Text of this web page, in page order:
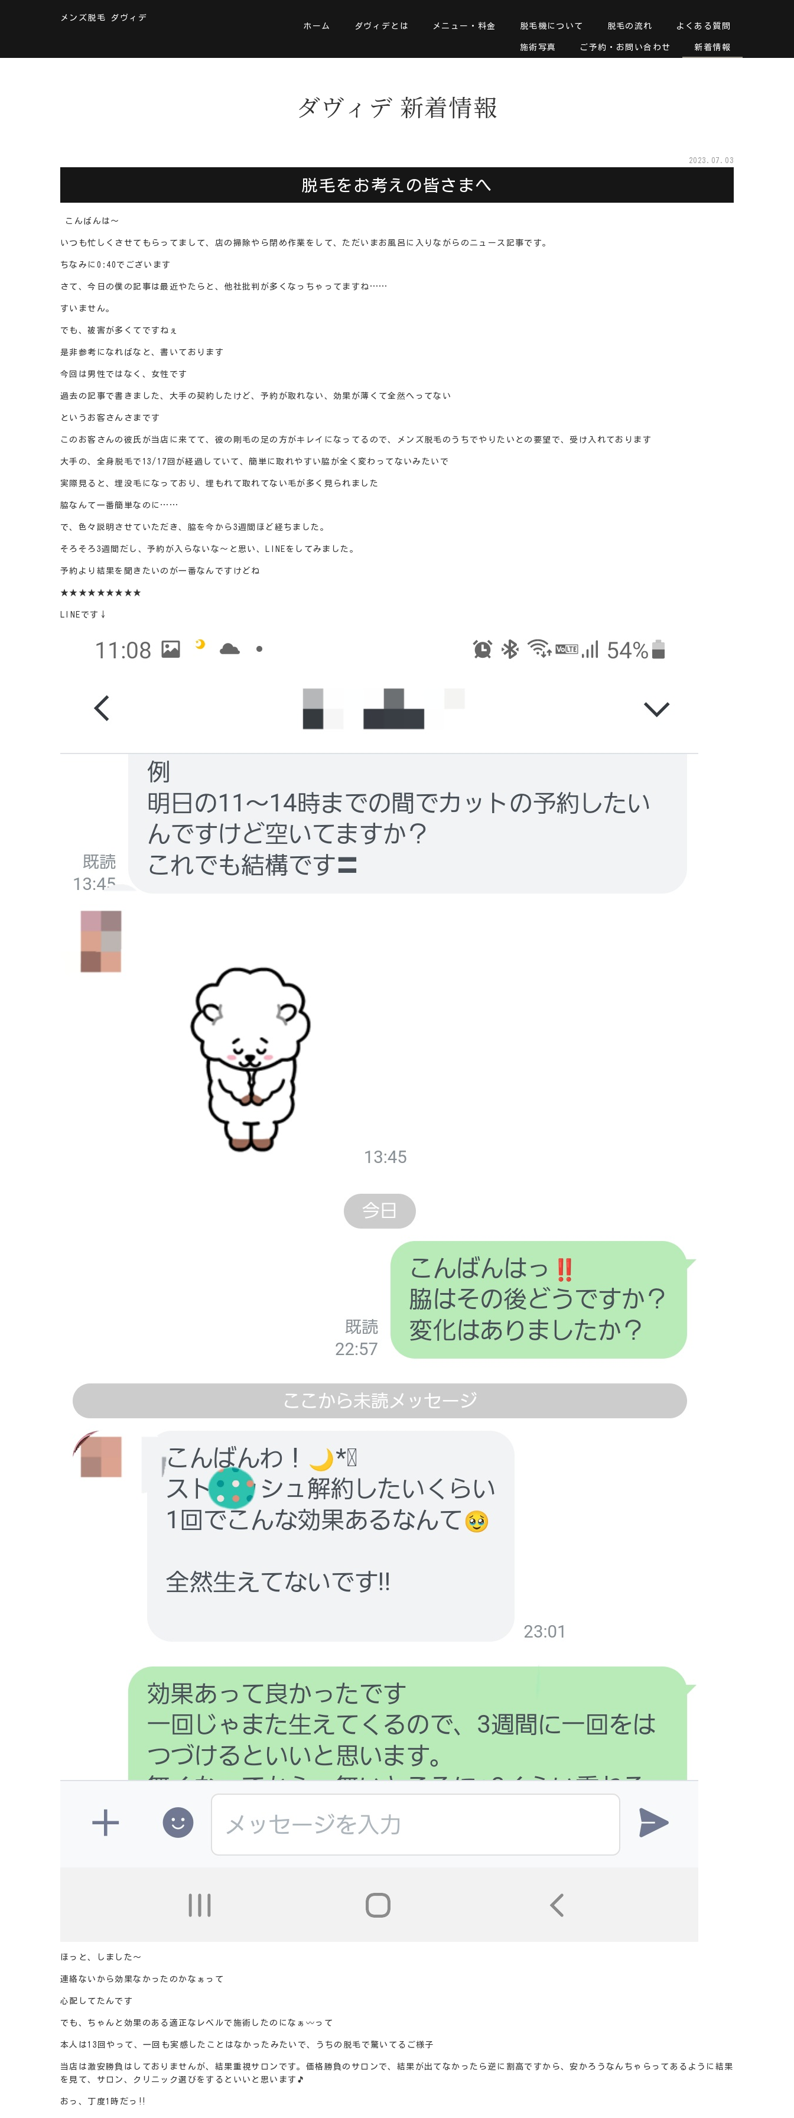
メンズ脱毛 ダヴィデ
ホーム
ダヴィデとは メニュー・料金 脱毛機について 脱毛の流れ よくある質問
施術写真 ご予約・お問い合わせ 新着情報
ダヴィデ 新着情報
2023.07.03
脱毛をお考えの皆さまへ
こんばんは～
いつも忙しくさせてもらってまして、店の掃除やら閉め作業をして、ただいまお風呂に入りながらのニュース記事です。
ちなみに0:40でございます
さて、今日の僕の記事は最近やたらと、他社批判が多くなっちゃってますね……
すいません。
でも、被害が多くてですねぇ
是非参考になればなと、書いております
今回は男性ではなく、女性です
過去の記事で書きました、大手の契約したけど、予約が取れない、効果が薄くて全然へってない
というお客さんさまです
このお客さんの彼氏が当店に来てて、彼の剛毛の足の方がキレイになってるので、メンズ脱毛のうちでやりたいとの要望で、受け入れております
大手の、全身脱毛で13/17回が経過していて、簡単に取れやすい脇が全く変わってないみたいで
実際見ると、埋没毛になっており、埋もれて取れてない毛が多く見られました
脇なんて一番簡単なのに……
で、色々説明させていただき、脇を今から3週間ほど経ちました。
そろそろ3週間だし、予約が入らないな～と思い、LINEをしてみました。
予約より結果を聞きたいのが一番なんですけどね
★★★★★★★★★
LINEです↓
ほっと、しました～
連絡ないから効果なかったのかなぁって
心配してたんです
でも、ちゃんと効果のある適正なレベルで施術したのになぁ〰️って
本人は13回やって、一回も実感したことはなかったみたいで、うちの脱毛で驚いてるご様子
当店は激安勝負はしておりませんが、結果重視サロンです。価格勝負のサロンで、結果が出てなかったら逆に割高ですから、安かろうなんちゃらってあるように結果
を見て、サロン、クリニック選びをするといいと思います🎵
おっ、丁度1時だっ‼️